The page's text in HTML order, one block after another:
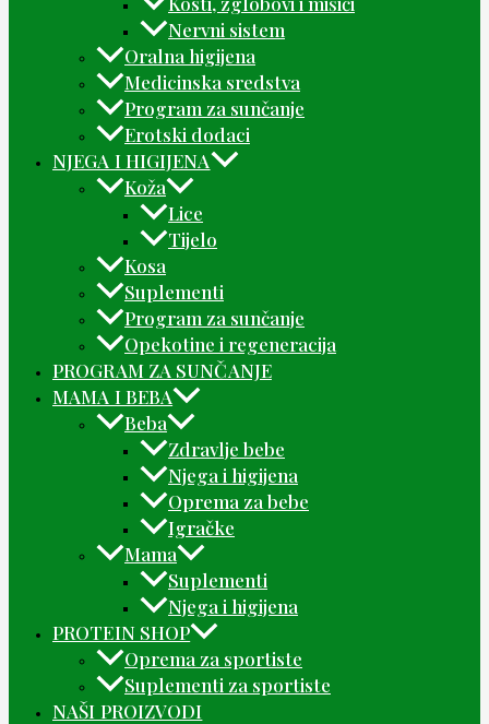
Nervni sistem
Oralna higijena
Medicinska sredstva
Program za sunčanje
Erotski dodaci
NJEGA I HIGIJENA
Koža
Lice
Tijelo
Kosa
Suplementi
Program za sunčanje
Opekotine i regeneracija
PROGRAM ZA SUNČANJE
MAMA I BEBA
Beba
Zdravlje bebe
Njega i higijena
Oprema za bebe
Igračke
Mama
Suplementi
Njega i higijena
PROTEIN SHOP
Oprema za sportiste
Suplementi za sportiste
NAŠI PROIZVODI